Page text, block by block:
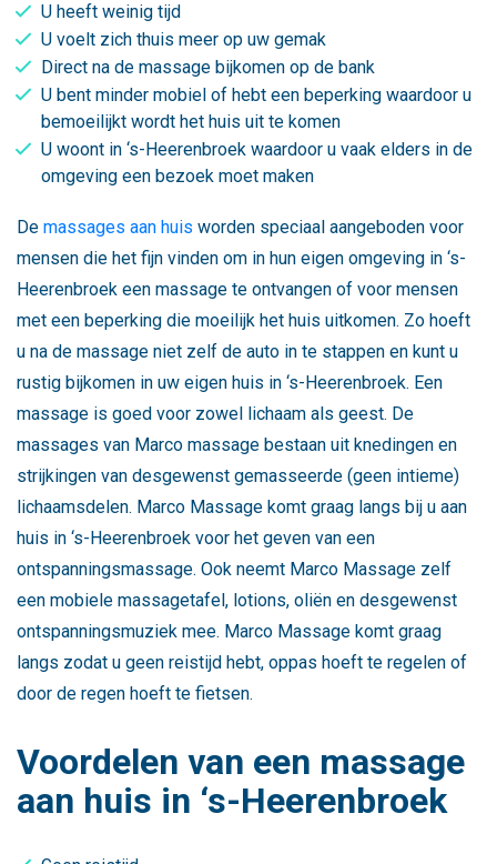
U heeft weinig tijd
U voelt zich thuis meer op uw gemak
Direct na de massage bijkomen op de bank
U bent minder mobiel of hebt een beperking waardoor u
bemoeilijkt wordt het huis uit te komen
U woont in ‘s-Heerenbroek waardoor u vaak elders in de
omgeving een bezoek moet maken
De massages aan huis worden speciaal aangeboden voor
mensen die het fijn vinden om in hun eigen omgeving in ‘s-
Heerenbroek een massage te ontvangen of voor mensen
met een beperking die moeilijk het huis uitkomen. Zo hoeft
u na de massage niet zelf de auto in te stappen en kunt u
rustig bijkomen in uw eigen huis in ‘s-Heerenbroek. Een
massage is goed voor zowel lichaam als geest. De
massages van Marco massage bestaan uit knedingen en
strijkingen van desgewenst gemasseerde (geen intieme)
lichaamsdelen. Marco Massage komt graag langs bij u aan
huis in ‘s-Heerenbroek voor het geven van een
ontspanningsmassage. Ook neemt Marco Massage zelf
een mobiele massagetafel, lotions, oliën en desgewenst
ontspanningsmuziek mee. Marco Massage komt graag
langs zodat u geen reistijd hebt, oppas hoeft te regelen of
door de regen hoeft te fietsen.
Voordelen van een massage
aan huis in ‘s-Heerenbroek